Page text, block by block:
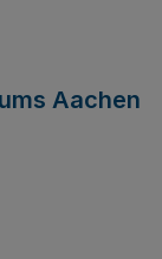
Aachen